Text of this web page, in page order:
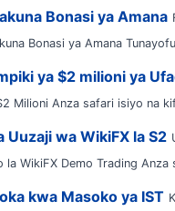
Bonasi ya Amana
Bonasi ya Amana
ya $2 milioni ya
Milioni Anza safari isiyo na
Uuzaji wa WikiFX la S2
WikiFX Demo Trading Anza
kwa Masoko ya IST